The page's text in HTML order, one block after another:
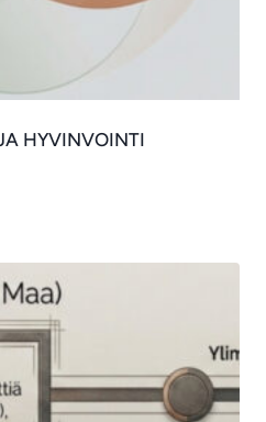
HYVINVOINTI